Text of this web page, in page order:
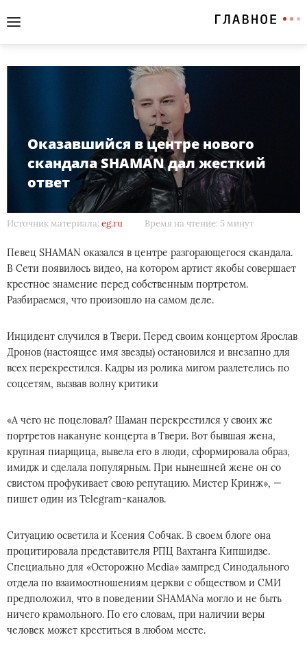
Оказавшийся в центре нового
скандала SHAMAN дал жесткий
ответ
Источник материала: eg.ru Время на чтение: 5 минут
Певец SHAMAN оказался в центре разгорающегося скандала.
В Сети появилось видео, на котором артист якобы совершает
крестное знамение перед собственным портретом.
Разбираемся, что произошло на самом деле.
Инцидент случился в Твери. Перед своим концертом Ярослав
Дронов (настоящее имя звезды) остановился и внезапно для
всех перекрестился. Кадры из ролика мигом разлетелись по
соцсетям, вызвав волну критики
«А чего не поцеловал? Шаман перекрестился у своих же
портретов накануне концерта в Твери. Вот бывшая жена,
крупная пиарщица, вывела его в люди, сформировала образ,
имидж и сделала популярным. При нынешней жене он со
свистом профукивает свою репутацию. Мистер Кринж», —
пишет один из Telegram-каналов.
Ситуацию осветила и Ксения Собчак. В своем блоге она
процитировала представителя РПЦ Вахтанга Кипшидзе.
Специально для «Осторожно Media» зампред Синодального
отдела по взаимоотношениям церкви с обществом и СМИ
предположил, что в поведении SHAMANа могло и не быть
ничего крамольного. По его словам, при наличии веры
человек может креститься в любом месте.